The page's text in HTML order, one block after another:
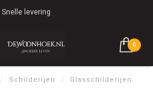
Snelle levering
0
/ Schilderijen / Glasschilderijen